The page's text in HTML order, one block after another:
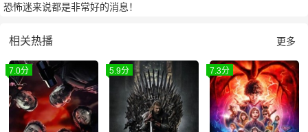
恐怖迷来说都是非常好的消息！
相关热播 更多
7.0分 5.9分 7.3分